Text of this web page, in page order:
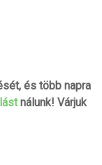
és több napra
nálunk! Várjuk